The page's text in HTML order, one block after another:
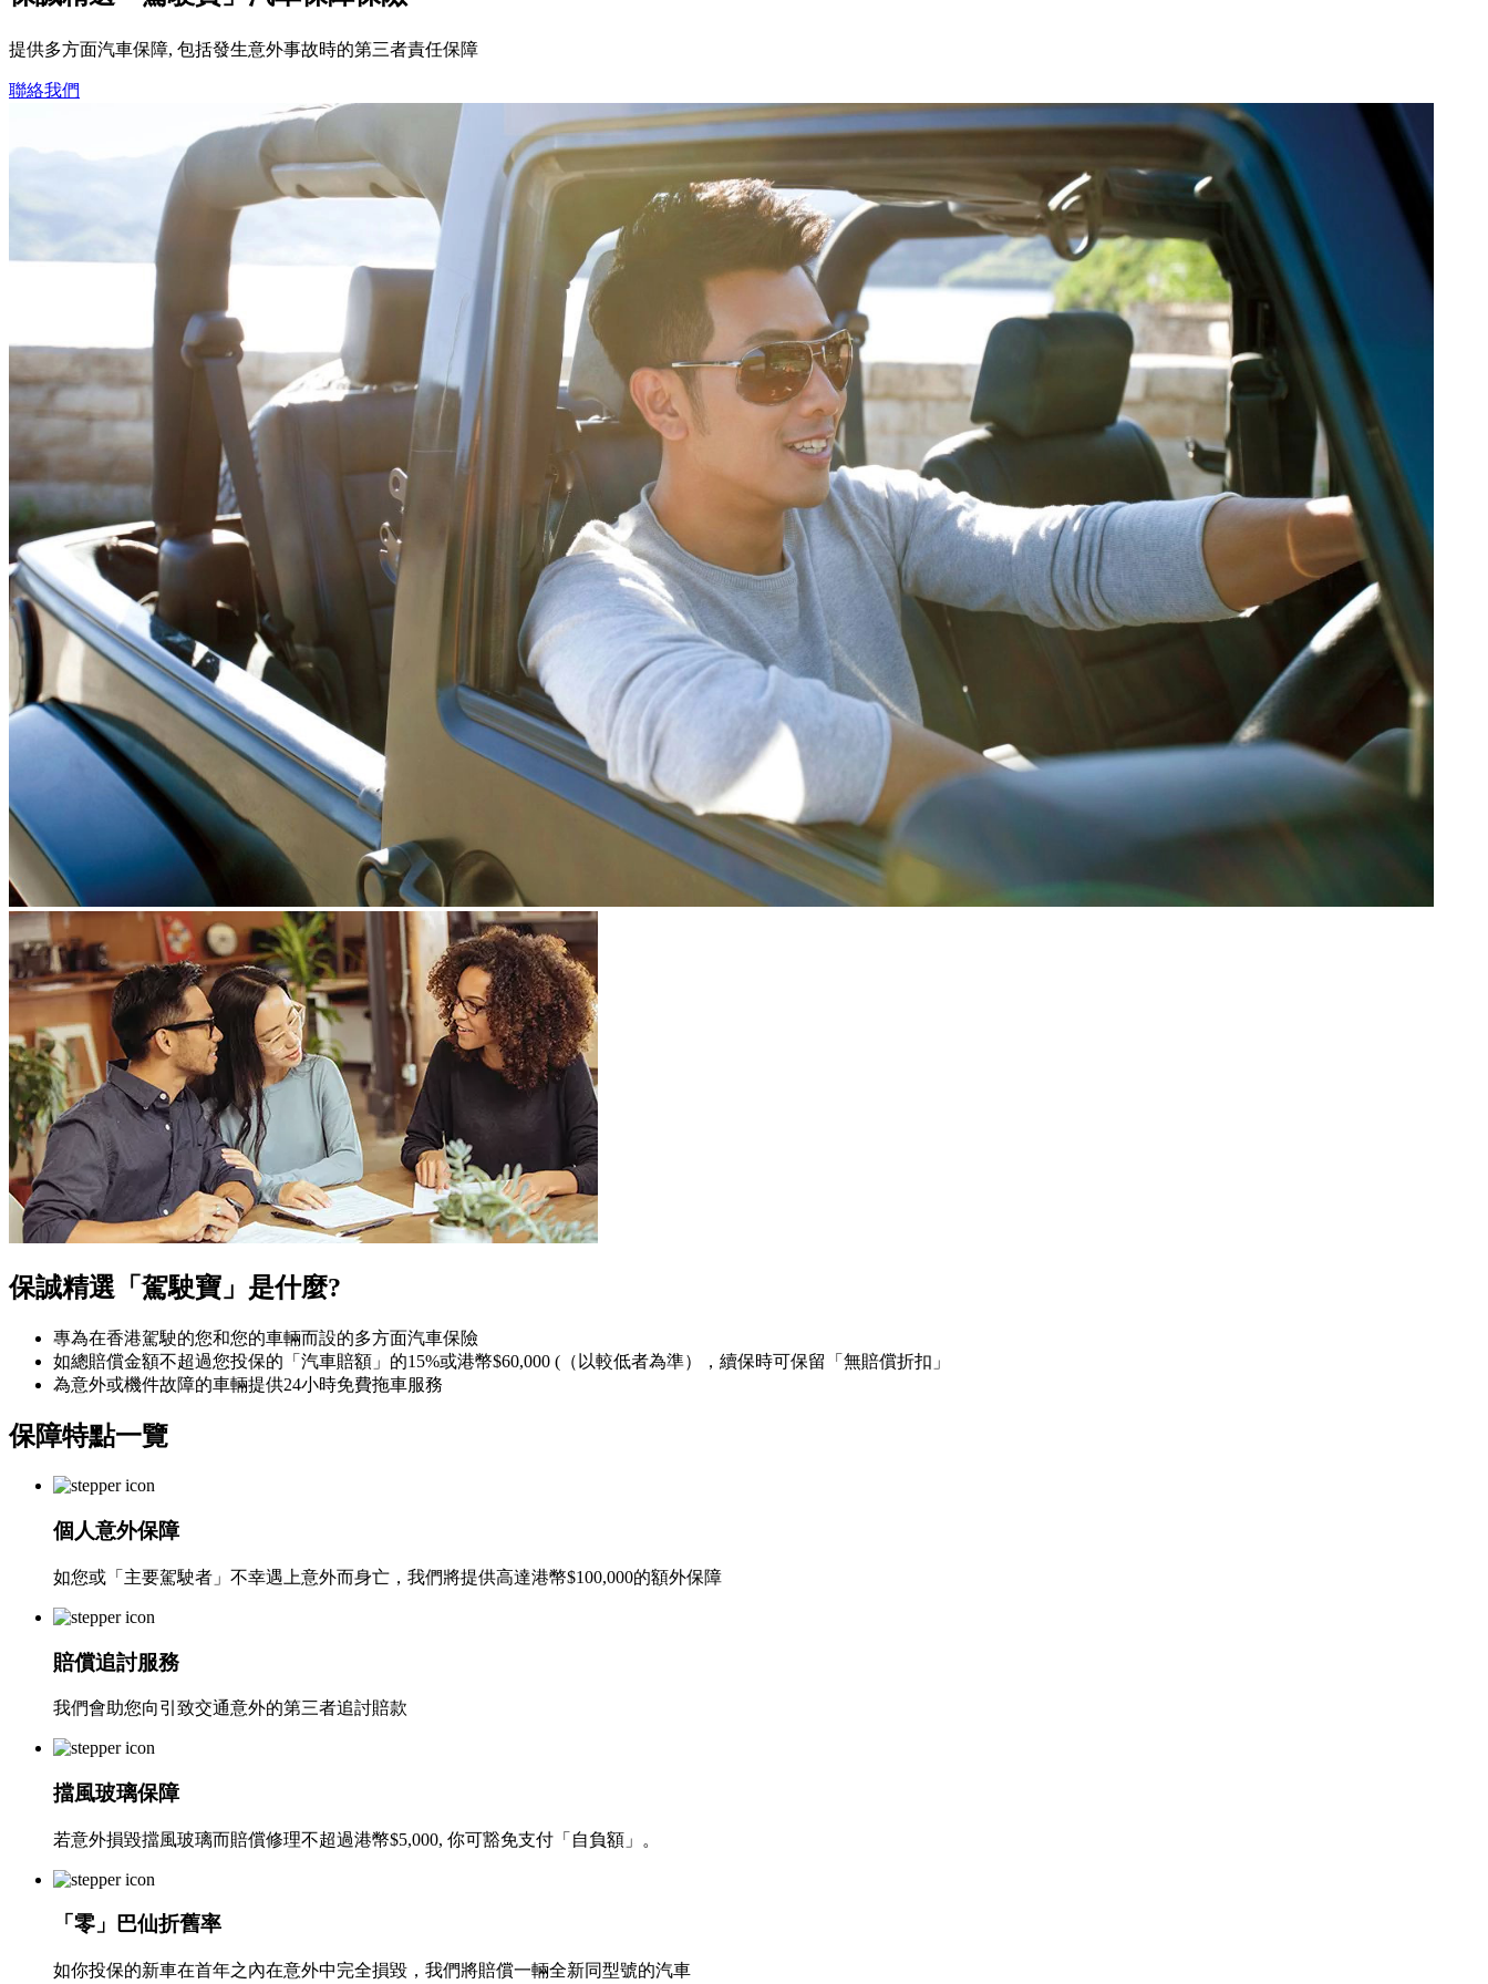
提供多方面汽車保障, 包括發生意外事故時的第三者責任保障
聯絡我們
保誠精選「駕駛寶」是什麼?
專為在香港駕駛的您和您的車輛而設的多方面汽車保險
如總賠償金額不超過您投保的「汽車賠額」的15%或港幣$60,000 (（以較低者為準），續保時可保留「無賠償折扣」
為意外或機件故障的車輛提供24小時免費拖車服務
保障特點一覽
個人意外保障
如您或「主要駕駛者」不幸遇上意外而身亡，我們將提供高達港幣$100,000的額外保障
賠償追討服務
我們會助您向引致交通意外的第三者追討賠款
擋風玻璃保障
若意外損毀擋風玻璃而賠償修理不超過港幣$5,000, 你可豁免支付「自負額」。
「零」巴仙折舊率
如你投保的新車在首年之內在意外中完全損毀，我們將賠償一輛全新同型號的汽車